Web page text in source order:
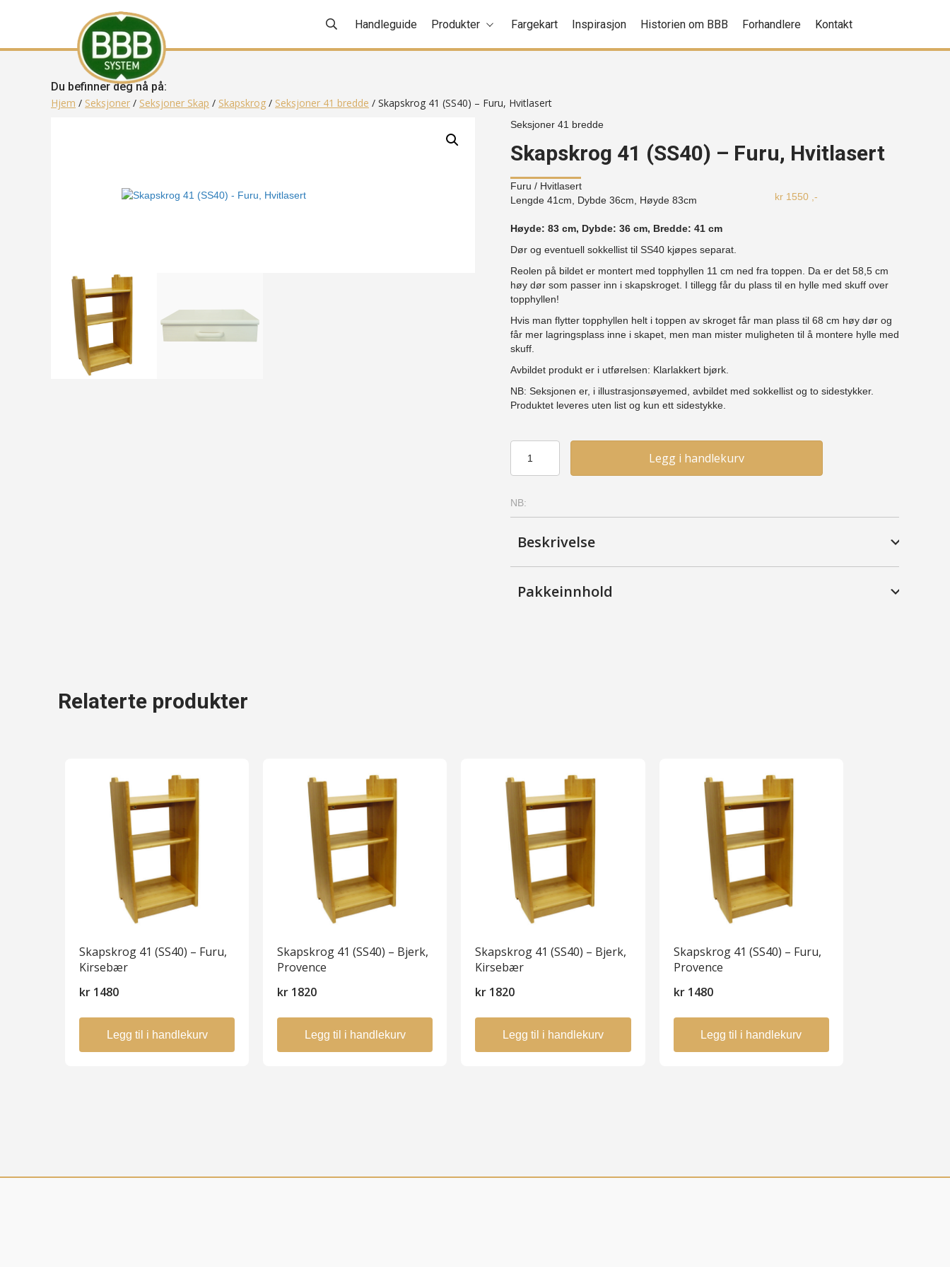
Handleguide Produkter Fargekart Inspirasjon Historien om BBB Forhandlere Kontakt
Du befinner deg nå på:
Hjem / Seksjoner / Seksjoner Skap / Skapskrog / Seksjoner 41 bredde / Skapskrog 41 (SS40) – Furu, Hvitlasert
Seksjoner 41 bredde
Skapskrog 41 (SS40) – Furu, Hvitlasert
Furu / Hvitlasert
Lengde 41cm, Dybde 36cm, Høyde 83cm kr1550 ,-
Høyde: 83 cm, Dybde: 36 cm, Bredde: 41 cm
Dør og eventuell sokkellist til SS40 kjøpes separat.
Reolen på bildet er montert med topphyllen 11 cm ned fra toppen. Da er det 58,5 cm
høy dør som passer inn i skapskroget. I tillegg får du plass til en hylle med skuff over
topphyllen!
Hvis man flytter topphyllen helt i toppen av skroget får man plass til 68 cm høy dør og
får mer lagringsplass inne i skapet, men man mister muligheten til å montere hylle med
skuff.
Avbildet produkt er i utførelsen: Klarlakkert bjørk.
NB: Seksjonen er, i illustrasjonsøyemed, avbildet med sokkellist og to sidestykker.
Produktet leveres uten list og kun ett sidestykke.
(SS40)
Furu,
Hvitlasert
Legg i handlekurv
NB:
Beskrivelse
Pakkeinnhold
Relaterte produkter
Skapskrog 41 (SS40) – Furu,
Kirsebær
kr 1480
Legg til i handlekurv
Skapskrog 41 (SS40) – Bjerk,
Provence
kr 1820
Legg til i handlekurv
Skapskrog 41 (SS40) – Bjerk,
Kirsebær
kr 1820
Legg til i handlekurv
Skapskrog 41 (SS40) – Furu,
Provence
kr1480
Legg til i handlekurv